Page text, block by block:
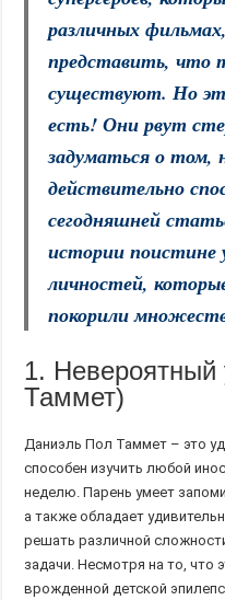
различных
представить, что
существуют. Но
есть! Они рвут
задуматься о
действительно
сегодняшней
истории поистине
личностей,
покорили
1.
Таммет)
Даниэль Пол Таммет – это
способен изучить любой
неделю. Парень умеет
а также обладает
решать различной
задачи. Несмотря на то, что
врожденной детской